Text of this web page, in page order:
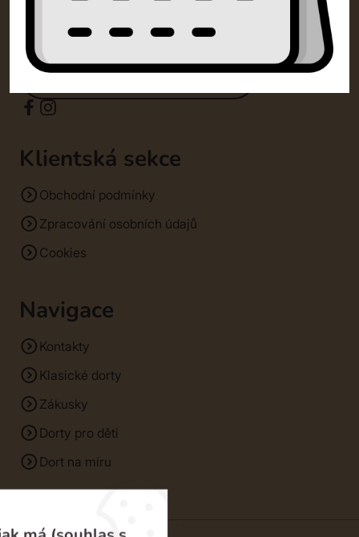
+420 732 729 300
info@dorty-olomouc.cz
Klientská sekce
Obchodní podmínky
Zpracování osobních údajů
Cookies
Navigace
Kontakty
Klasické dorty
Zákusky
Dorty pro děti
Dort na míru